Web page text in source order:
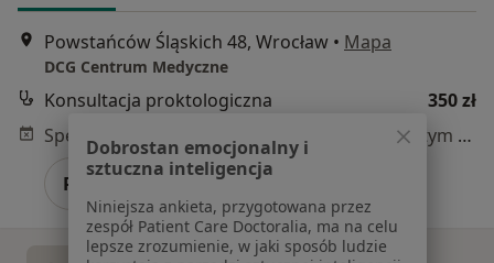
Powstańców Śląskich 48, Wrocław • Mapa
DCG Centrum Medyczne
Konsultacja proktologiczna
350 zł
Specjalista nie oferuje umawiania online pod tym adresem.
Poproś o wizytę
Dobrostan emocjonalny i
sztuczna inteligencja
Niniejsza ankieta, przygotowana przez
zespół Patient Care Doctoralia, ma na celu
lepsze zrozumienie, w jaki sposób ludzie